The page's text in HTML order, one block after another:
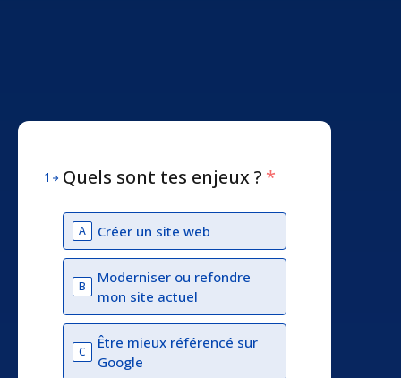
1 Quels sont tes enjeux ? *
A Créer un site web
B
Moderniser ou refondre
mon site actuel
C
Être mieux référencé sur
Google